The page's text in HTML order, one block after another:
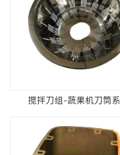
搅拌刀组-蔬果机刀筒系